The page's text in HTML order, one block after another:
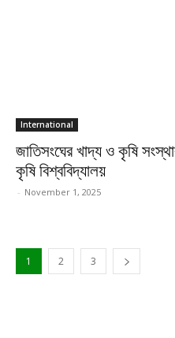
International
জাতিসংঘের খাদ্য ও কৃষি
কৃষি বিশ্ববিদ্যালয়
- November 1, 2025
1 2 3